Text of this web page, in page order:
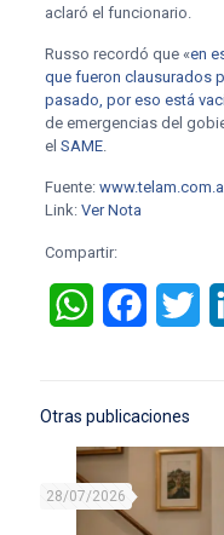
aclaró el funcionario.
Russo recordó que «en
que fueron clausurados
pasado, por eso está
de emergencias del
el SAME.
Fuente:
Link: Ver Nota
Compartir:
WhatsApp
Otras publicaciones
28/07/2026